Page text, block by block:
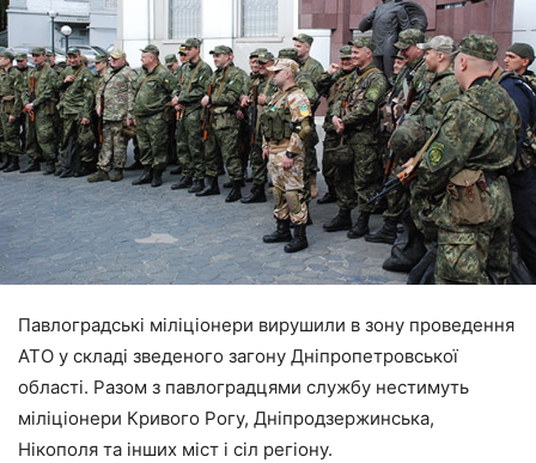
Павлоградські міліціонери вирушили в зону проведення
АТО у складі зведеного загону Дніпропетровської
області. Разом з павлоградцями службу нестимуть
міліціонери Кривого Рогу, Дніпродзержинська,
Нікополя та інших міст і сіл регіону.